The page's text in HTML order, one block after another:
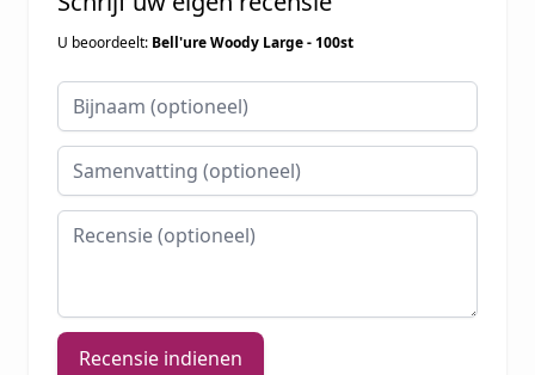
U beoordeelt: Bell'ure Woody Large - 100st
Bijnaam
Samenvatting
Recensie
Recensie indienen